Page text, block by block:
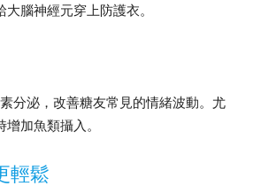
腦神經元穿上防護衣。
分泌，改善糖友常見的情緒波動。尤
加魚類攝入。
輕鬆